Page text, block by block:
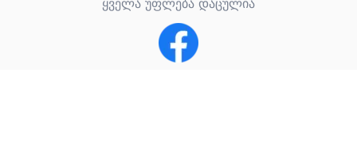
ყველა უფლება დაცულია